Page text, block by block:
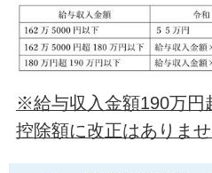
※給与収入金額190万円
控除額に改正はありま